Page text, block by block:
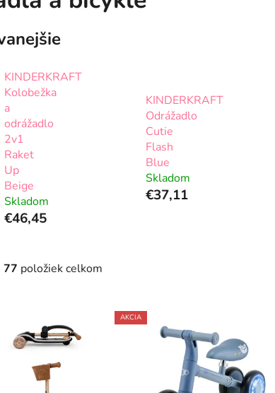
KINDERKRAFT
Kolobežka
a
odrážadlo
2v1
Raket
Up
Beige
Skladom
€46,45
KINDERKRAFT
Odrážadlo
Cutie
Flash
Blue
Skladom
€37,11
77 položiek celkom
AKCIA